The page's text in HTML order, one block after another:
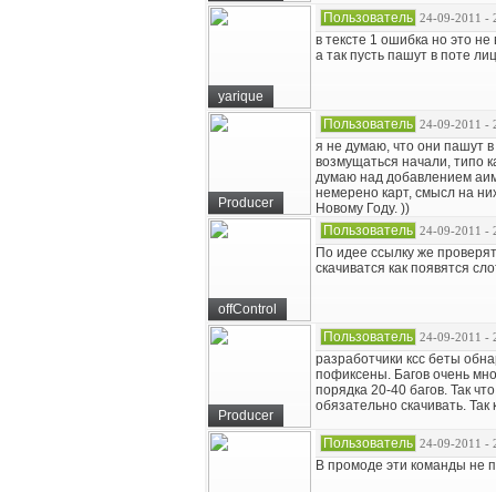
yarique
Пользователь 24-09-2011 -
в тексте 1 ошибка но это не
а так пусть пашут в поте
Producer
Пользователь 24-09-2011 -
я не думаю, что они пашут
возмущаться начали, типо
думаю над добавлением
немерено карт, смысл на
Новому Году. ))
offControl
Пользователь 24-09-2011 -
По идее ссылку же
скачиватся как появятся
Producer
Пользователь 24-09-2011 -
разработчики ксс беты
пофиксены. Багов очень
порядка 20-40 багов. Так
обязательно скачивать.
Пользователь 24-09-2011 -
В промоде эти команды не